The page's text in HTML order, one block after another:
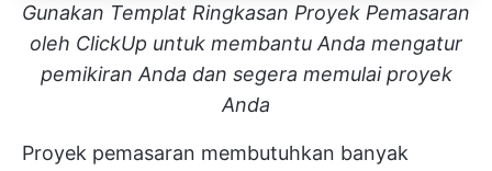
Gunakan Templat Ringkasan Proyek Pemasaran
oleh ClickUp untuk membantu Anda mengatur
pemikiran Anda dan segera memulai proyek
Anda
Proyek pemasaran membutuhkan banyak